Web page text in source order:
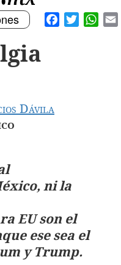
Facebook
Twitter
Dávila
ni la
EU son el
ese sea el
y Trump.